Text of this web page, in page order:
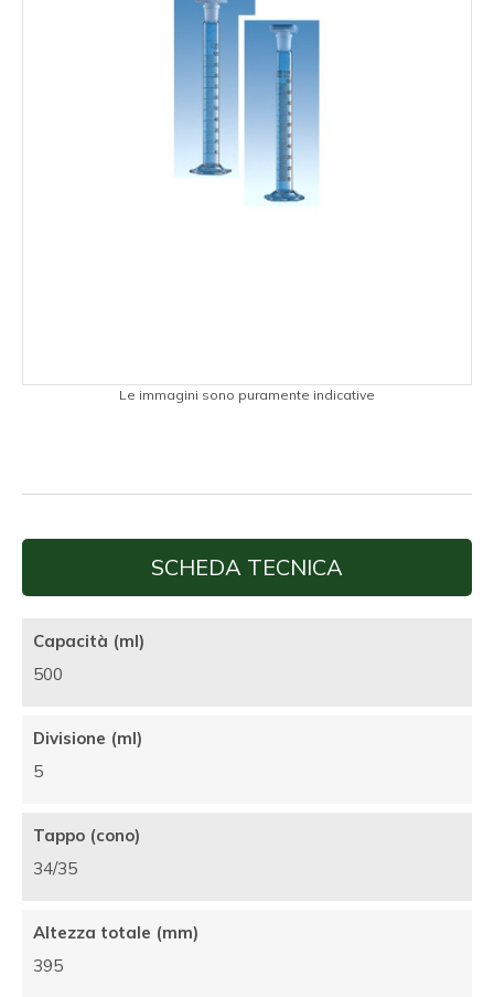
Le immagini sono puramente indicative
SCHEDA TECNICA
Capacità (ml)
500
Divisione (ml)
5
Tappo (cono)
34/35
Altezza totale (mm)
395